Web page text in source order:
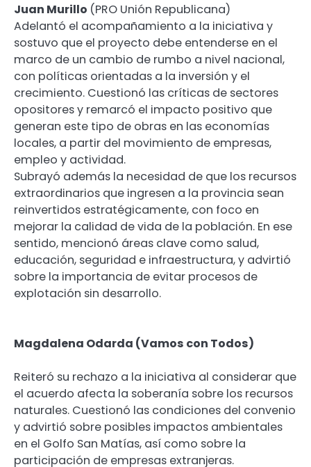
Juan Murillo (PRO Unión Republicana)
Adelantó el acompañamiento a la iniciativa y
sostuvo que el proyecto debe entenderse en el
marco de un cambio de rumbo a nivel nacional,
con políticas orientadas a la inversión y el
crecimiento. Cuestionó las críticas de sectores
opositores y remarcó el impacto positivo que
generan este tipo de obras en las economías
locales, a partir del movimiento de empresas,
empleo y actividad.
Subrayó además la necesidad de que los recursos
extraordinarios que ingresen a la provincia sean
reinvertidos estratégicamente, con foco en
mejorar la calidad de vida de la población. En ese
sentido, mencionó áreas clave como salud,
educación, seguridad e infraestructura, y advirtió
sobre la importancia de evitar procesos de
explotación sin desarrollo.
Magdalena Odarda (Vamos con Todos)
Reiteró su rechazo a la iniciativa al considerar que
el acuerdo afecta la soberanía sobre los recursos
naturales. Cuestionó las condiciones del convenio
y advirtió sobre posibles impactos ambientales
en el Golfo San Matías, así como sobre la
participación de empresas extranjeras.